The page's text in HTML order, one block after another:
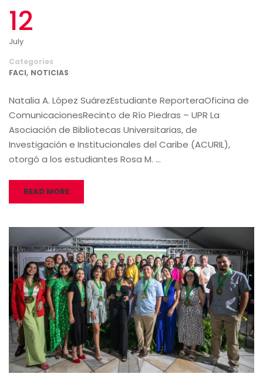
12
July
Categories
FACI, NOTICIAS
Natalia A. López SuárezEstudiante ReporteraOficina de
ComunicacionesRecinto de Río Piedras – UPR La
Asociación de Bibliotecas Universitarias, de
Investigación e Institucionales del Caribe (ACURIL),
otorgó a los estudiantes Rosa M. …
READ MORE